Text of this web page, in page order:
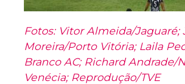
Fotos: Vitor Almeida/Jaguaré;
Moreira/Porto Vitória; Laila
Branco AC; Richard Andrade/
Venécia; Reprodução/TVE